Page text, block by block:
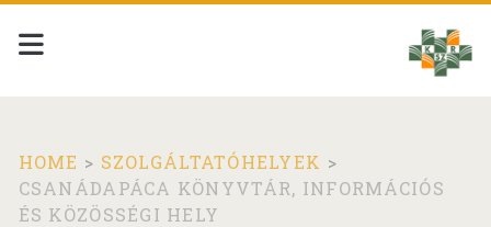
HOME > SZOLGÁLTATÓHELYEK >
CSANÁDAPÁCA KÖNYVTÁR, INFORMÁCIÓS
ÉS KÖZÖSSÉGI HELY